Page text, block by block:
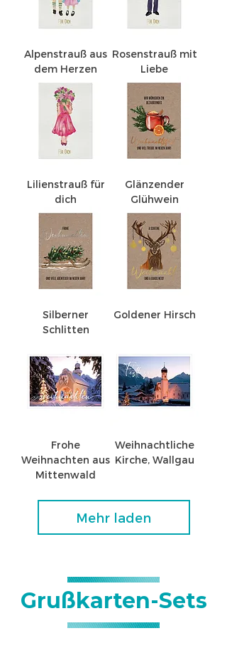
Alpenstrauß aus
dem Herzen
Rosenstrauß mit
Liebe
Lilienstrauß für
dich
Glänzender
Glühwein
Silberner
Schlitten
Goldener Hirsch
Frohe
Weihnachten aus
Mittenwald
Weihnachtliche
Kirche, Wallgau
Mehr laden
Grußkarten-Sets